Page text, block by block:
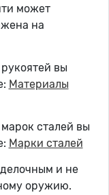
может
на
вы
Материалы
сталей вы
Марки сталей
и не
оружию.